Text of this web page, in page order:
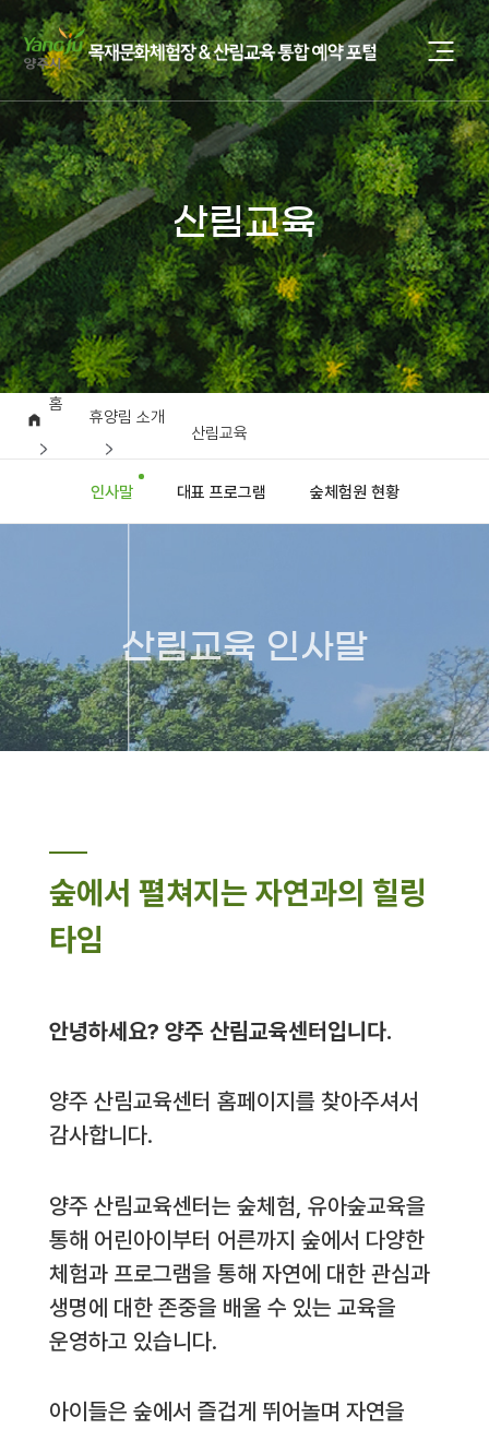
산림교육
홈
휴양림 소개
산림교육
인사말 대표 프로그램 숲체험원 현황
산림교육 인사말
숲에서 펼쳐지는 자연과의 힐링
타임
안녕하세요? 양주 산림교육센터입니다.
양주 산림교육센터 홈페이지를 찾아주셔서
감사합니다.
양주 산림교육센터는 숲체험, 유아숲교육을
통해 어린아이부터 어른까지 숲에서 다양한
체험과 프로그램을 통해 자연에 대한 관심과
생명에 대한 존중을 배울 수 있는 교육을
운영하고 있습니다.
아이들은 숲에서 즐겁게 뛰어놀며 자연을